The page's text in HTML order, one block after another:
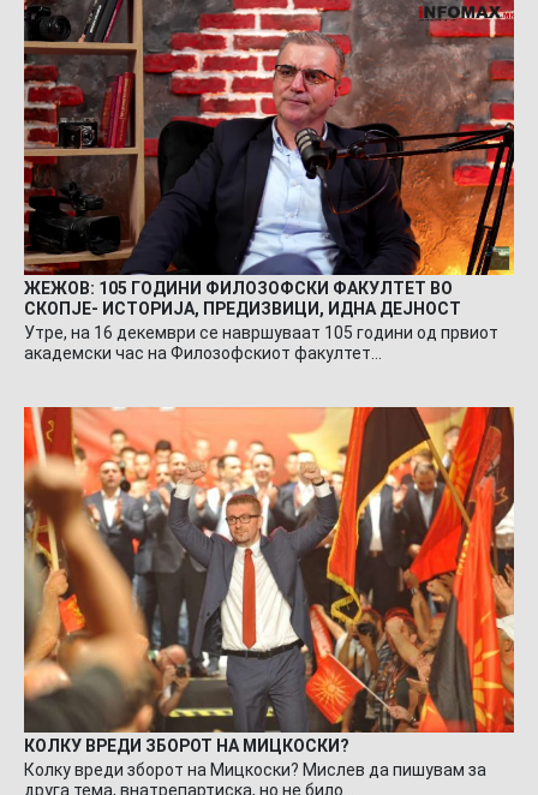
ЖЕЖОВ: 105 ГОДИНИ ФИЛОЗОФСКИ ФАКУЛТЕТ ВО
СКОПЈЕ- ИСТОРИЈА, ПРЕДИЗВИЦИ, ИДНА ДЕЈНОСТ
Утре, на 16 декември се навршуваат 105 години од првиот
академски час на Филозофскиот факултет…
КОЛКУ ВРЕДИ ЗБОРОТ НА МИЦКОСКИ?
Колку вреди зборот на Мицкоски? Мислев да пишувам за
друга тема, внатрепартиска, но не било…